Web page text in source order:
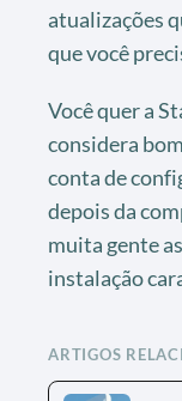
atualizações
que você
Você quer a
considera
conta de
depois da
muita gente
instalação
ARTIGOS